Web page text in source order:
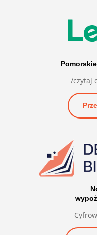
/czytaj